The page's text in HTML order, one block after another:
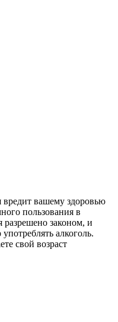
вредит вашему здоровью
пользования в
разрешено законом, и
алкоголь.
свой возраст